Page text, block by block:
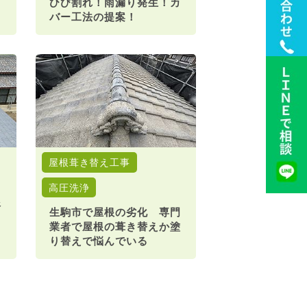
ひび割れ！雨漏り発生！カ
バー工法の提案！
屋根葺き替え工事
高圧洗浄
生駒市で屋根の劣化 専門
業者で屋根の葺き替えか塗
り替えで悩んでいる